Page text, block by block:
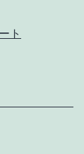
ト